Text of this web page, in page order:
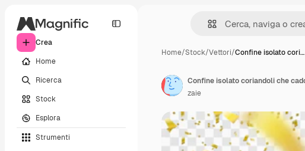
Crea
Home
Ricerca
Stock
Esplora
Strumenti
Home/Stock/Vettori/Confine isolato cori…
zaie